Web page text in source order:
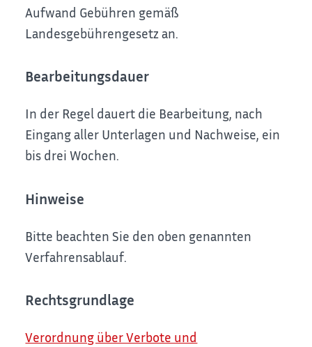
Aufwand Gebühren gemäß
Landesgebührengesetz an.
Bearbeitungsdauer
In der Regel dauert die Bearbeitung, nach
Eingang aller Unterlagen und Nachweise, ein
bis drei Wochen.
Hinweise
Bitte beachten Sie den oben genannten
Verfahrensablauf.
Rechtsgrundlage
Verordnung über Verbote und